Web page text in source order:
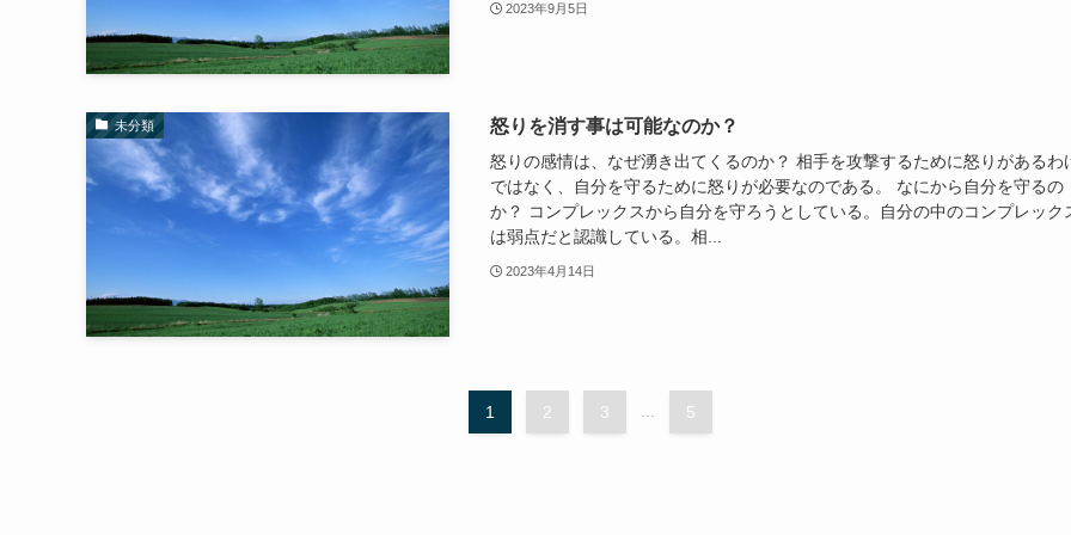
2023年9月5日
未分類 怒りを消す事は可能なのか？
怒りの感情は、なぜ湧き出てくるのか？ 相手を攻撃するために怒りがあるわ
ではなく、自分を守るために怒りが必要なのである。 なにから自分を守るの
か？ コンプレックスから自分を守ろうとしている。自分の中のコンプレック
は弱点だと認識している。相...
2023年4月14日
1 2 3 5